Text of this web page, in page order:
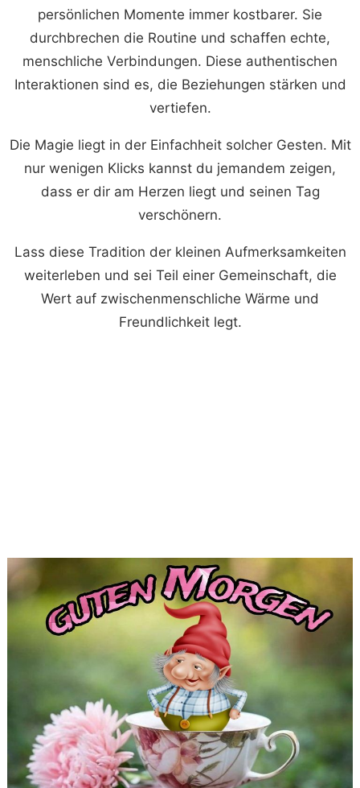
persönlichen Momente immer kostbarer. Sie
durchbrechen die Routine und schaffen echte,
menschliche Verbindungen. Diese authentischen
Interaktionen sind es, die Beziehungen stärken und
vertiefen.
Die Magie liegt in der Einfachheit solcher Gesten. Mit
nur wenigen Klicks kannst du jemandem zeigen,
dass er dir am Herzen liegt und seinen Tag
verschönern.
Lass diese Tradition der kleinen Aufmerksamkeiten
weiterleben und sei Teil einer Gemeinschaft, die
Wert auf zwischenmenschliche Wärme und
Freundlichkeit legt.